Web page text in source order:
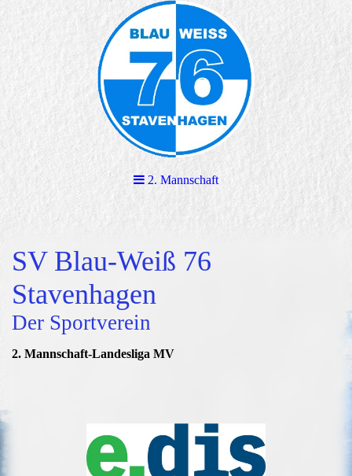
2. Mannschaft
SV Blau-Weiß 76
Stavenhagen
Der Sportverein
2. Mannschaft-Landesliga MV